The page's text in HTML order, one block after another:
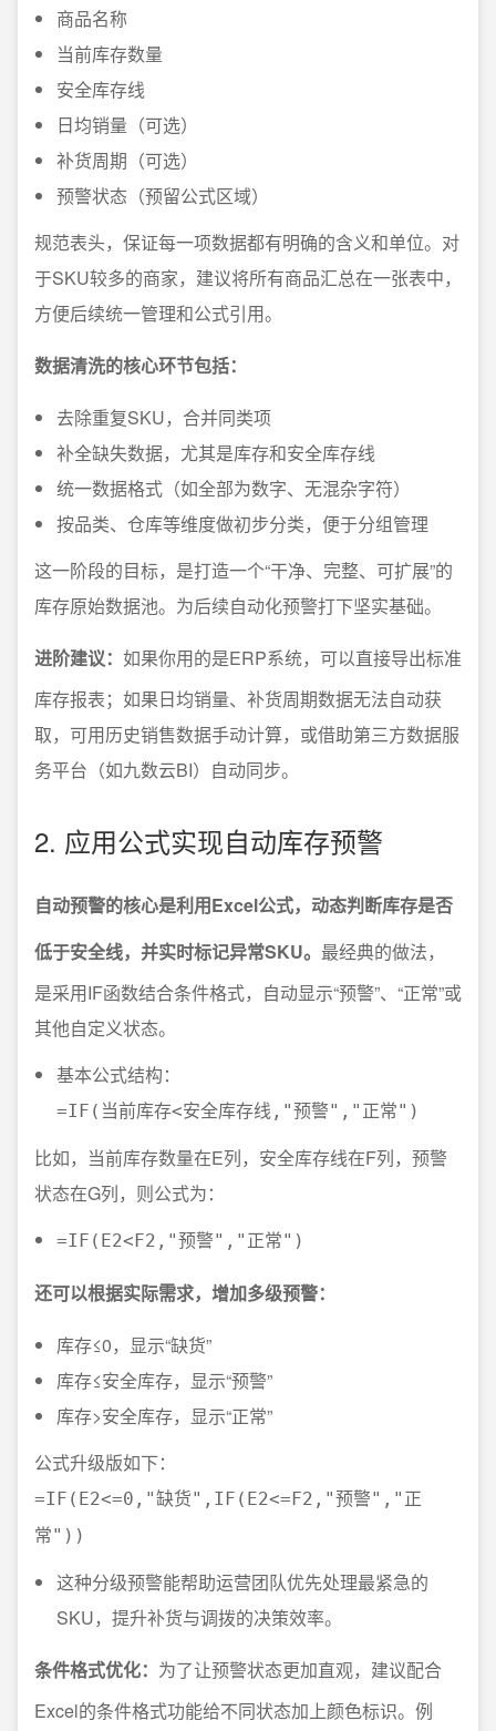
商品名称
当前库存数量
安全库存线
日均销量（可选）
补货周期（可选）
预警状态（预留公式区域）
规范表头，保证每一项数据都有明确的含义和单位。对
于SKU较多的商家，建议将所有商品汇总在一张表中，
方便后续统一管理和公式引用。
数据清洗的核心环节包括：
去除重复SKU，合并同类项
补全缺失数据，尤其是库存和安全库存线
统一数据格式（如全部为数字、无混杂字符）
按品类、仓库等维度做初步分类，便于分组管理
这一阶段的目标，是打造一个“干净、完整、可扩展”的
库存原始数据池。为后续自动化预警打下坚实基础。
进阶建议： 如果你用的是ERP系统，可以直接导出标准
库存报表；如果日均销量、补货周期数据无法自动获
取，可用历史销售数据手动计算，或借助第三方数据服
务平台（如九数云BI）自动同步。
2. 应用公式实现自动库存预警
自动预警的核心是利用Excel公式，动态判断库存是否
低于安全线，并实时标记异常SKU。 最经典的做法，
是采用IF函数结合条件格式，自动显示“预警”、“正常”或
其他自定义状态。
基本公式结构：
=IF(当前库存<安全库存线,"预警","正常")
比如，当前库存数量在E列，安全库存线在F列，预警
状态在G列，则公式为：
=IF(E2<F2,"预警","正常")
还可以根据实际需求，增加多级预警：
库存≤0，显示“缺货”
库存≤安全库存，显示“预警”
库存>安全库存，显示“正常”
公式升级版如下：
=IF(E2<=0,"缺货",IF(E2<=F2,"预警","正
常"))
这种分级预警能帮助运营团队优先处理最紧急的
SKU，提升补货与调拨的决策效率。
条件格式优化： 为了让预警状态更加直观，建议配合
Excel的条件格式功能给不同状态加上颜色标识。例